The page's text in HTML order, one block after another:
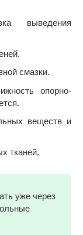
выведения
смазки.
опорно-
веществ и
тканей.
уже через